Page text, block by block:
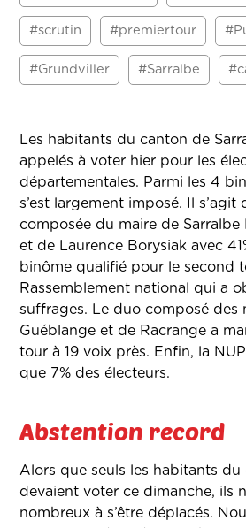
#scrutin #premiertour
#Grundviller #Sarralbe
Les habitants du canton de
appelés à voter hier pour les
départementales. Parmi les 4
s’est largement imposé. Il s’agit
composée du maire de
et de Laurence Borysiak avec
binôme qualifié pour le second
Rassemblement national qui a
suffrages. Le duo composé des
Guéblange et de Racrange a
tour à 19 voix près. Enfin, la
que 7% des électeurs.
Abstention record
Alors que seuls les habitants du
devaient voter ce dimanche, ils
nombreux à s’être déplacés.